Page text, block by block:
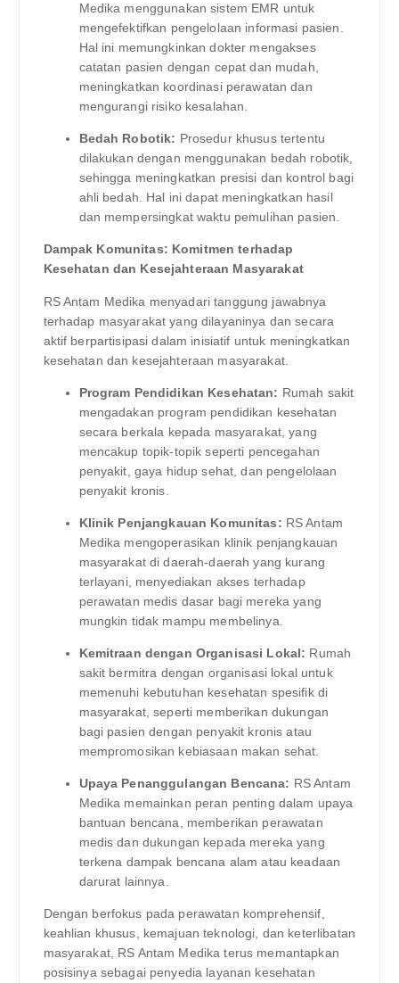
Medika menggunakan sistem EMR untuk
mengefektifkan pengelolaan informasi pasien.
Hal ini memungkinkan dokter mengakses
catatan pasien dengan cepat dan mudah,
meningkatkan koordinasi perawatan dan
mengurangi risiko kesalahan.
Bedah Robotik: Prosedur khusus tertentu
dilakukan dengan menggunakan bedah robotik,
sehingga meningkatkan presisi dan kontrol bagi
ahli bedah. Hal ini dapat meningkatkan hasil
dan mempersingkat waktu pemulihan pasien.
Dampak Komunitas: Komitmen terhadap
Kesehatan dan Kesejahteraan Masyarakat
RS Antam Medika menyadari tanggung jawabnya
terhadap masyarakat yang dilayaninya dan secara
aktif berpartisipasi dalam inisiatif untuk meningkatkan
kesehatan dan kesejahteraan masyarakat.
Program Pendidikan Kesehatan: Rumah sakit
mengadakan program pendidikan kesehatan
secara berkala kepada masyarakat, yang
mencakup topik-topik seperti pencegahan
penyakit, gaya hidup sehat, dan pengelolaan
penyakit kronis.
Klinik Penjangkauan Komunitas: RS Antam
Medika mengoperasikan klinik penjangkauan
masyarakat di daerah-daerah yang kurang
terlayani, menyediakan akses terhadap
perawatan medis dasar bagi mereka yang
mungkin tidak mampu membelinya.
Kemitraan dengan Organisasi Lokal: Rumah
sakit bermitra dengan organisasi lokal untuk
memenuhi kebutuhan kesehatan spesifik di
masyarakat, seperti memberikan dukungan
bagi pasien dengan penyakit kronis atau
mempromosikan kebiasaan makan sehat.
Upaya Penanggulangan Bencana: RS Antam
Medika memainkan peran penting dalam upaya
bantuan bencana, memberikan perawatan
medis dan dukungan kepada mereka yang
terkena dampak bencana alam atau keadaan
darurat lainnya.
Dengan berfokus pada perawatan komprehensif,
keahlian khusus, kemajuan teknologi, dan keterlibatan
masyarakat, RS Antam Medika terus memantapkan
posisinya sebagai penyedia layanan kesehatan